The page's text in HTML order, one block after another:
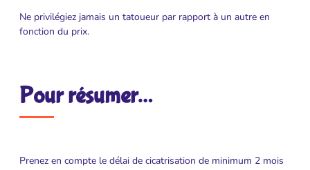
Ne privilégiez jamais un tatoueur par rapport à un autre en
fonction du prix.
Pour résumer…
Prenez en compte le délai de cicatrisation de minimum 2 mois